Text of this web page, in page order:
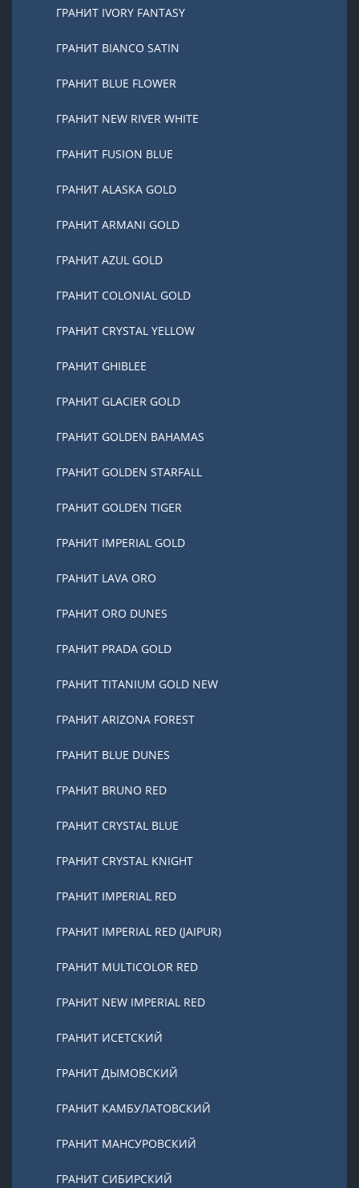
ГРАНИТ IVORY FANTASY
ГРАНИТ BIANCO SATIN
ГРАНИТ BLUE FLOWER
ГРАНИТ NEW RIVER WHITE
ГРАНИТ FUSION BLUE
ГРАНИТ ALASKA GOLD
ГРАНИТ ARMANI GOLD
ГРАНИТ AZUL GOLD
ГРАНИТ COLONIAL GOLD
ГРАНИТ CRYSTAL YELLOW
ГРАНИТ GHIBLEE
ГРАНИТ GLACIER GOLD
ГРАНИТ GOLDEN BAHAMAS
ГРАНИТ GOLDEN STARFALL
ГРАНИТ GOLDEN TIGER
ГРАНИТ IMPERIAL GOLD
ГРАНИТ LAVA ORO
ГРАНИТ ORO DUNES
ГРАНИТ PRADA GOLD
ГРАНИТ TITANIUM GOLD NEW
ГРАНИТ ARIZONA FOREST
ГРАНИТ BLUE DUNES
ГРАНИТ BRUNO RED
ГРАНИТ CRYSTAL BLUE
ГРАНИТ CRYSTAL KNIGHT
ГРАНИТ IMPERIAL RED
ГРАНИТ IMPERIAL RED (JAIPUR)
ГРАНИТ MULTICOLOR RED
ГРАНИТ NEW IMPERIAL RED
ГРАНИТ ИСЕТСКИЙ
ГРАНИТ ДЫМОВСКИЙ
ГРАНИТ КАМБУЛАТОВСКИЙ
ГРАНИТ МАНСУРОВСКИЙ
ГРАНИТ СИБИРСКИЙ